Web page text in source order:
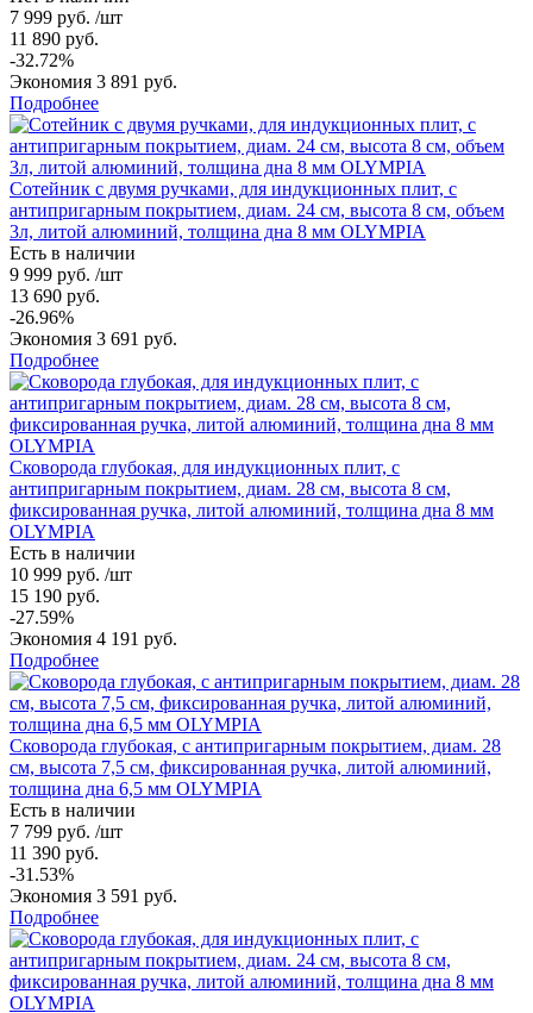
7 999 руб. /шт
11 890 руб.
-32.72%
Экономия 3 891 руб.
Подробнее
Сотейник с двумя ручками, для индукционных плит, с
антипригарным покрытием, диам. 24 см, высота 8 см, объем
3л, литой алюминий, толщина дна 8 мм OLYMPIA
Есть в наличии
9 999 руб. /шт
13 690 руб.
-26.96%
Экономия 3 691 руб.
Подробнее
Сковорода глубокая, для индукционных плит, с
антипригарным покрытием, диам. 28 см, высота 8 см,
фиксированная ручка, литой алюминий, толщина дна 8 мм
OLYMPIA
Есть в наличии
10 999 руб. /шт
15 190 руб.
-27.59%
Экономия 4 191 руб.
Подробнее
Сковорода глубокая, с антипригарным покрытием, диам. 28
см, высота 7,5 см, фиксированная ручка, литой алюминий,
толщина дна 6,5 мм OLYMPIA
Есть в наличии
7 799 руб. /шт
11 390 руб.
-31.53%
Экономия 3 591 руб.
Подробнее